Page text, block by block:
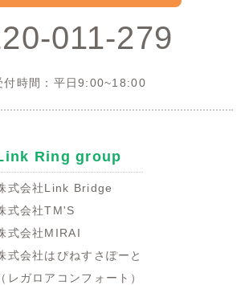
011-279
付時間：平日9:00~18:00
Ring group
式会社Link Bridge
式会社TM'S
式会社MIRAI
式会社はぴねすさぽーと
（レガロアコンフォート）